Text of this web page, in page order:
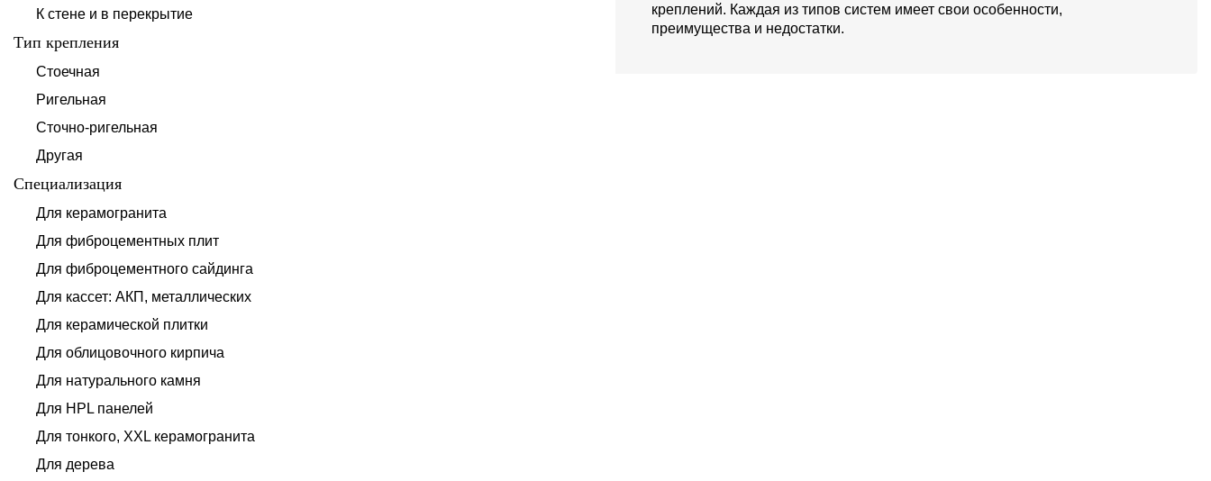
К стене и в перекрытие
Тип крепления
Стоечная
Ригельная
Сточно-ригельная
Другая
Специализация
Для керамогранита
Для фиброцементных плит
Для фиброцементного сайдинга
Для кассет: АКП, металлических
Для керамической плитки
Для облицовочного кирпича
Для натурального камня
Для HPL панелей
Для тонкого, XXL керамогранита
Для дерева
креплений. Каждая из типов систем имеет свои особенности,
преимущества и недостатки.